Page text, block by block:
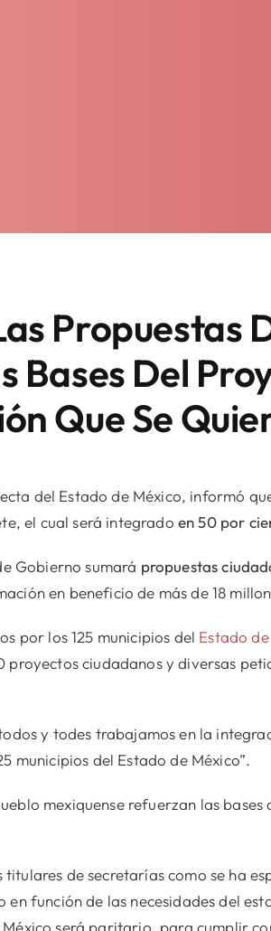
Propuestas
Bases Del
Que Se
del Estado de México, informó
el cual será integrado en 50 por
Gobierno sumará propuestas
en beneficio de más de 18
por los 125 municipios del Estado
proyectos ciudadanos y diversas
y todes trabajamos en la
municipios del Estado de México”.
mexiquense refuerzan las
titulares de secretarías como se ha
en función de las necesidades del
será paritario, para cumplir